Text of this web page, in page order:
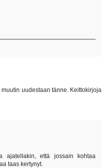
uudestaan tänne. Keittokirjoja
ajatellakin, että jossain kohtaa
taas kertynyt.